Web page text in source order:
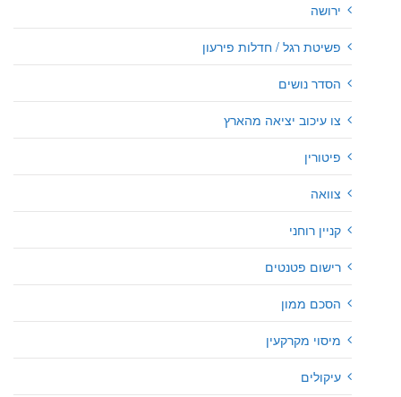
ירושה
פשיטת רגל / חדלות פירעון
הסדר נושים
צו עיכוב יציאה מהארץ
פיטורין
צוואה
קניין רוחני
רישום פטנטים
הסכם ממון
מיסוי מקרקעין
עיקולים